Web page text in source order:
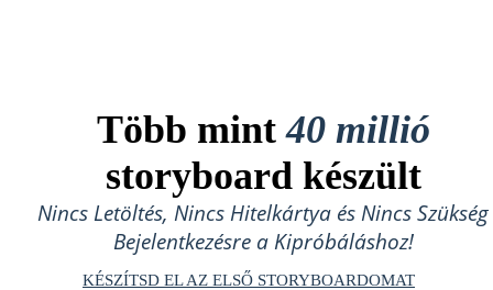
Több mint40 millió
storyboard készült
Nincs Letöltés, Nincs Hitelkártya és Nincs Szükség
Bejelentkezésre a Kipróbáláshoz!
KÉSZÍTSD EL AZ ELSŐ STORYBOARDOMAT